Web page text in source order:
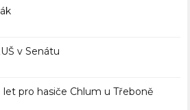
v Senátu
let pro hasiče Chlum u Třeboně